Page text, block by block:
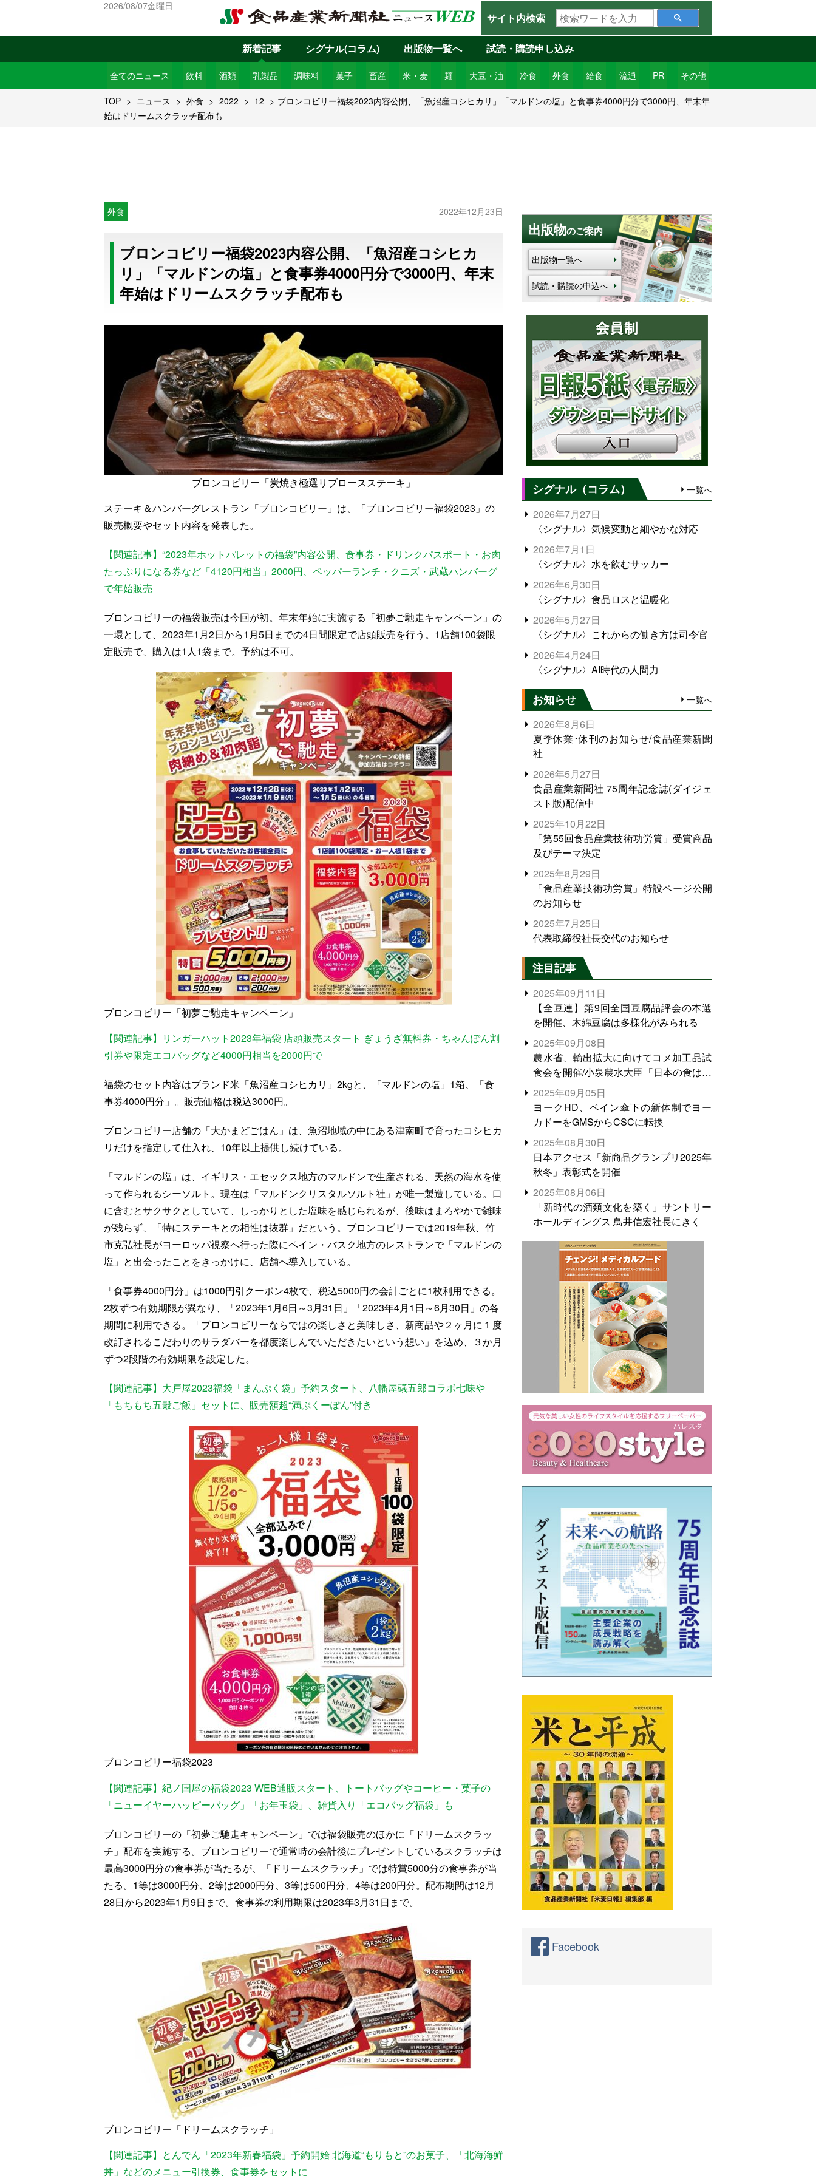
2026/08/07金曜日
サイト内検索
検
索
ワ
ー
ド
を
入
新着記事
全てのニュース 飲料 酒類 乳製品 調味料 菓子 畜産 米・麦 麺 大豆・油 冷食 外食 給食 流通 PR その他
シグナル(コラム) 出版物一覧へ 試読・購読申し込み
TOP ニュース 外食 2022 12
ブロンコビリー福袋2023内容公開、「魚沼産コシヒカリ」「マルドンの塩」と食事券4000円分で3000円、年末年
始はドリームスクラッチ配布も
外食 2022年12月23日
ブロンコビリー福袋2023内容公開、「魚沼産コシヒカ
リ」「マルドンの塩」と食事券4000円分で3000円、年末
年始はドリームスクラッチ配布も
ブロンコビリー「炭焼き極選リブロースステーキ」
ステーキ＆ハンバーグレストラン「ブロンコビリー」は、「ブロンコビリー福袋2023」の
販売概要やセット内容を発表した。
【関連記事】“2023年ホットパレットの福袋”内容公開、食事券・ドリンクパスポート・お肉
たっぷりになる券など「4120円相当」2000円、ペッパーランチ・クニズ・武蔵ハンバーグ
で年始販売
ブロンコビリーの福袋販売は今回が初。年末年始に実施する「初夢ご馳走キャンペーン」の
一環として、2023年1月2日から1月5日までの4日間限定で店頭販売を行う。1店舗100袋限
定販売で、購入は1人1袋まで。予約は不可。
ブロンコビリー「初夢ご馳走キャンペーン」
【関連記事】リンガーハット2023年福袋 店頭販売スタート ぎょうざ無料券・ちゃんぽん割
引券や限定エコバッグなど4000円相当を2000円で
福袋のセット内容はブランド米「魚沼産コシヒカリ」2kgと、「マルドンの塩」1箱、「食
事券4000円分」。販売価格は税込3000円。
ブロンコビリー店舗の「大かまどごはん」は、魚沼地域の中にある津南町で育ったコシヒカ
リだけを指定して仕入れ、10年以上提供し続けている。
「マルドンの塩」は、イギリス・エセックス地方のマルドンで生産される、天然の海水を使
って作られるシーソルト。現在は「マルドンクリスタルソルト社」が唯一製造している。口
に含むとサクサクとしていて、しっかりとした塩味を感じられるが、後味はまろやかで雑味
が残らず、「特にステーキとの相性は抜群」だという。ブロンコビリーでは2019年秋、竹
市克弘社長がヨーロッパ視察へ行った際にペイン・バスク地方のレストランで「マルドンの
塩」と出会ったことをきっかけに、店舗へ導入している。
「食事券4000円分」は1000円引クーポン4枚で、税込5000円の会計ごとに1枚利用できる。
2枚ずつ有効期限が異なり、「2023年1月6日～3月31日」「2023年4月1日～6月30日」の各
期間に利用できる。「ブロンコビリーならではの楽しさと美味しさ、新商品や２ヶ月に１度
改訂されるこだわりのサラダバーを都度楽しんでいただきたいという想い」を込め、３か月
ずつ2段階の有効期限を設定した。
【関連記事】大戸屋2023福袋「まんぷく袋」予約スタート、八幡屋礒五郎コラボ七味や
「もちもち五穀ご飯」セットに、販売額超“満ぷくーぽん”付き
ブロンコビリー福袋2023
【関連記事】紀ノ国屋の福袋2023 WEB通販スタート、トートバッグやコーヒー・菓子の
「ニューイヤーハッピーバッグ」「お年玉袋」、雑貨入り「エコバッグ福袋」も
ブロンコビリーの「初夢ご馳走キャンペーン」では福袋販売のほかに「ドリームスクラッ
チ」配布を実施する。ブロンコビリーで通常時の会計後にプレゼントしているスクラッチは
最高3000円分の食事券が当たるが、「ドリームスクラッチ」では特賞5000分の食事券が当
たる。1等は3000円分、2等は2000円分、3等は500円分、4等は200円分。配布期間は12月
28日から2023年1月9日まで。食事券の利用期限は2023年3月31日まで。
ブロンコビリー「ドリームスクラッチ」
【関連記事】とんでん「2023年新春福袋」予約開始 北海道“もりもと”のお菓子、「北海海鮮
丼」などのメニュー引換券、食事券をセットに
出版物のご案内
出版物一覧へ
試読・購読の申込へ
シグナル（コラム） 一覧へ
2026年7月27日
〈シグナル〉気候変動と細やかな対応
2026年7月1日
〈シグナル〉水を飲むサッカー
2026年6月30日
〈シグナル〉食品ロスと温暖化
2026年5月27日
〈シグナル〉これからの働き方は司令官
2026年4月24日
〈シグナル〉AI時代の人間力
お知らせ 一覧へ
2026年8月6日
夏季休業･休刊のお知らせ/食品産業新聞
社
2026年5月27日
食品産業新聞社 75周年記念誌(ダイジェ
スト版)配信中
2025年10月22日
「第55回食品産業技術功労賞」受賞商品
及びテーマ決定
2025年8月29日
「食品産業技術功労賞」特設ページ公開
のお知らせ
2025年7月25日
代表取締役社長交代のお知らせ
注目記事
2025年09月11日
【全豆連】第9回全国豆腐品評会の本選
を開催、木綿豆腐は多様化がみられる
2025年09月08日
農水省、輸出拡大に向けてコメ加工品試
食会を開催/小泉農水大臣「日本の食は世
界でトップをとれる。米増産に向けて、
米輸出需要の拡大を」
2025年09月05日
ヨークHD、ベイン傘下の新体制でヨー
カドーをGMSからCSCに転換
2025年08月30日
日本アクセス「新商品グランプリ2025年
秋冬」表彰式を開催
2025年08月06日
「新時代の酒類文化を築く」サントリー
ホールディングス 鳥井信宏社長にきく
Facebook